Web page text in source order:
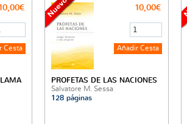
PROFETAS DE LAS NACIONES
Salvatore M. Sessa
128 páginas
10,00€